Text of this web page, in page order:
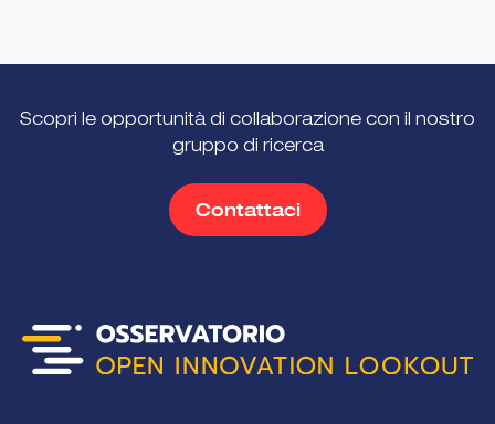
Scopri le opportunità di collaborazione con il nostro
gruppo di ricerca
Contattaci